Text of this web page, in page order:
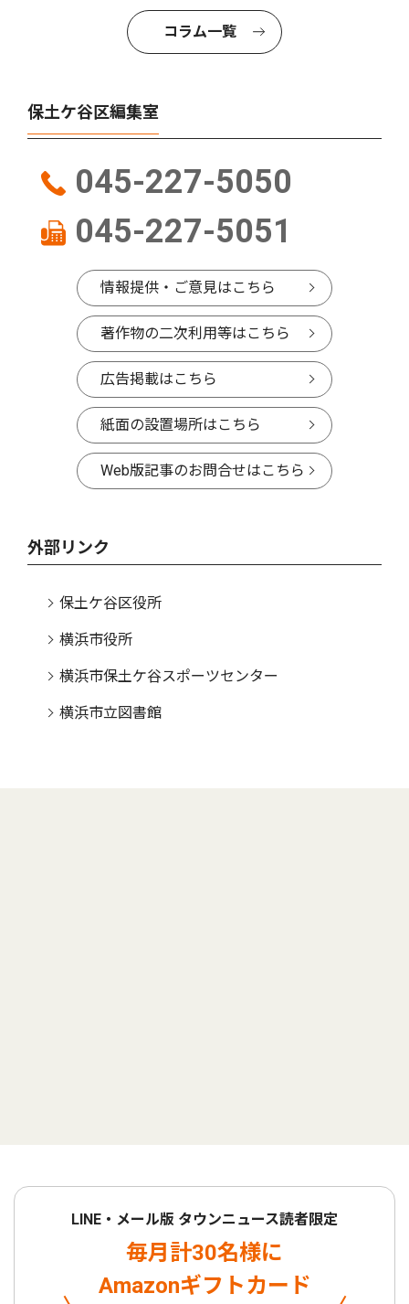
コラム一覧
保土ケ谷区編集室
045-227-5050
045-227-5051
情報提供・ご意見はこちら
著作物の二次利用等はこちら
広告掲載はこちら
紙面の設置場所はこちら
Web版記事のお問合せはこちら
外部リンク
保土ケ谷区役所
横浜市役所
横浜市保土ケ谷スポーツセンター
横浜市立図書館
LINE・メール版 タウンニュース読者限定
毎月計30名様に
Amazonギフトカード